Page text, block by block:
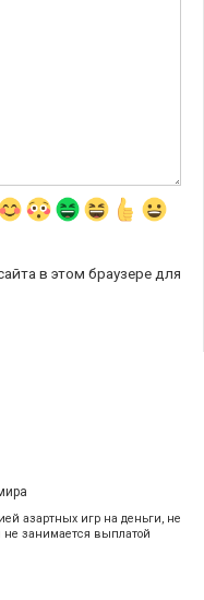
в этом браузере для
азартных игр на деньги, не
не занимается выплатой